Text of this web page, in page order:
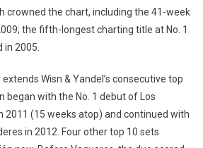
crowned the chart, including the 41-week
the fifth-longest charting title at No. 1
2005.
Wisn & Yandel’s consecutive top
began with the No. 1 debut of Los
2011 (15 weeks atop) and continued with
in 2012. Four other top 10 sets